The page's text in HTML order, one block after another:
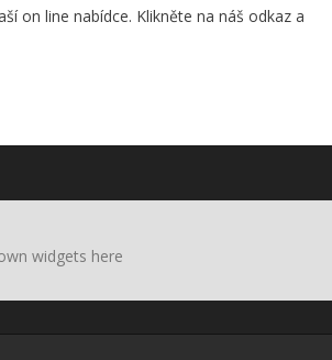
on line nabídce. Klikněte na náš odkaz a
widgets here